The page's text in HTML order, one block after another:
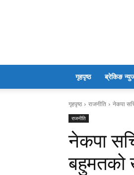
गृहपृष्ठ ब्रेकिङ
गृहपृष्ठ राजनीति नेकपा
राजनीति
नेकपा